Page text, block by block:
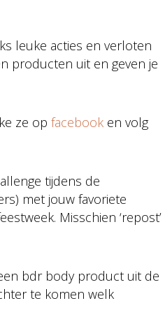
leuke acties en verloten
producten uit en geven je
ze op facebook en volg
tijdens de
met jouw favoriete
Misschien ‘repost’
bdr body product uit de
te komen welk